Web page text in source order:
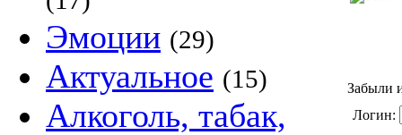
Эмоции (29)
Актуальное (15)
Алкоголь, табак,
Забыли
Логин: